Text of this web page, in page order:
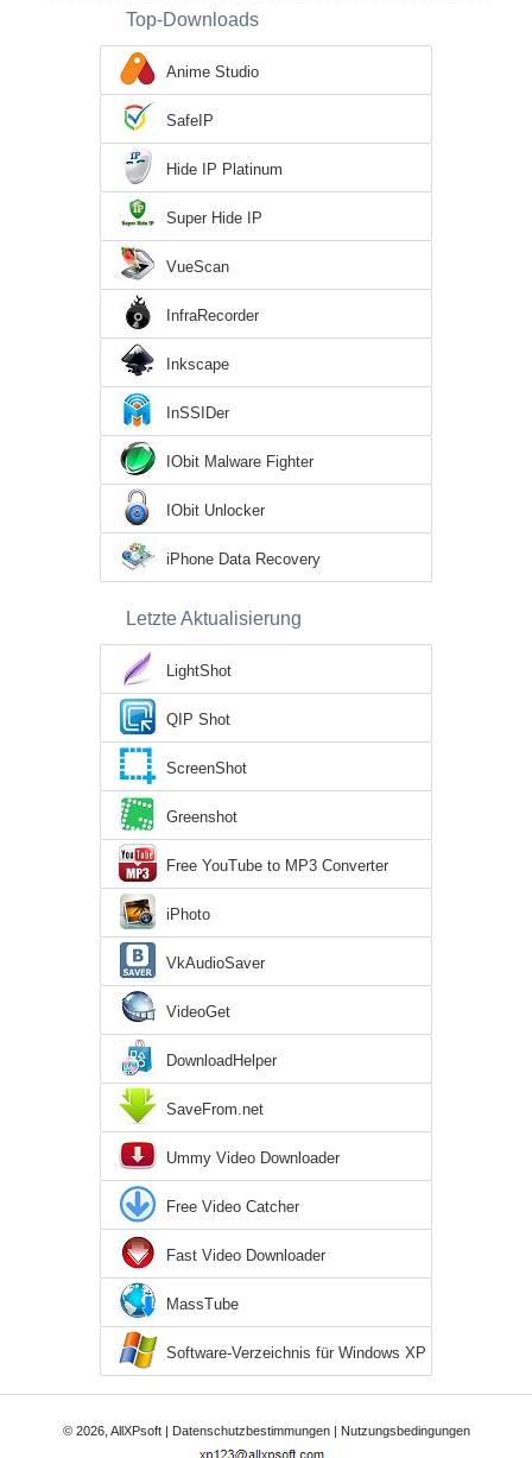
Top-Downloads
Anime Studio
SafeIP
Hide IP Platinum
Super Hide IP
VueScan
InfraRecorder
Inkscape
InSSIDer
IObit Malware Fighter
IObit Unlocker
iPhone Data Recovery
Letzte Aktualisierung
LightShot
QIP Shot
ScreenShot
Greenshot
Free YouTube to MP3 Converter
iPhoto
VkAudioSaver
VideoGet
DownloadHelper
SaveFrom.net
Ummy Video Downloader
Free Video Catcher
Fast Video Downloader
MassTube
Software-Verzeichnis für Windows XP
© 2026, AllXPsoft | Datenschutzbestimmungen| Nutzungsbedingungen